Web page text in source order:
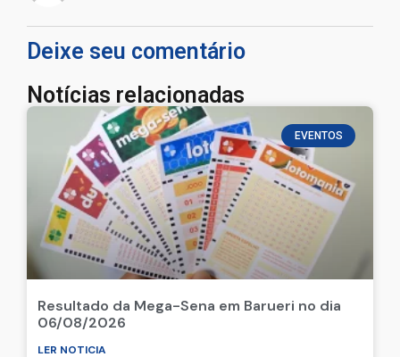
Deixe seu comentário
Notícias relacionadas
EVENTOS
Resultado da Mega-Sena em Barueri no dia
06/08/2026
LER NOTICIA